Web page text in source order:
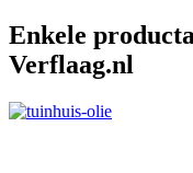
Enkele
Verflaag.nl